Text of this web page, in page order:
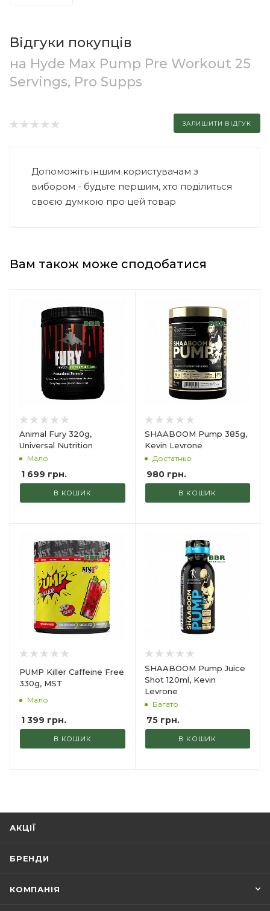
Відгуки покупців
на Hyde Max Pump Pre Workout 25
Servings, Pro Supps
ЗАЛИШИТИ ВІДГУК
Допоможіть іншим користувачам з
вибором - будьте першим, хто поділиться
своєю думкою про цей товар
Вам також може сподобатися
Animal Fury 320g,
Universal Nutrition
Мало
1 699 грн.
В КОШИК
SHAABOOM Pump 385g,
Kevin Levrone
Достатньо
980грн.
В КОШИК
PUMP Killer Caffeine Free
330g, MST
Мало
1 399 грн.
В КОШИК
SHAABOOM Pump Juice
Shot 120ml, Kevin
Levrone
Багато
75грн.
В КОШИК
АКЦІЇ
БРЕНДИ
КОМПАНІЯ